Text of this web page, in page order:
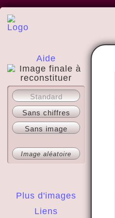
Aide
A propos
Plus d'images
Liens
Standard
Sans chiffres
Sans image
Image aléatoire